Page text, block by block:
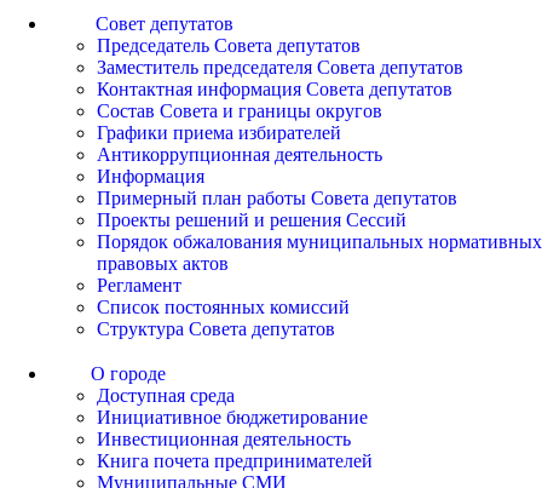
Совет депутатов
Председатель Совета депутатов
Заместитель председателя Совета депутатов
Контактная информация Совета депутатов
Состав Совета и границы округов
Графики приема избирателей
Антикоррупционная деятельность
Информация
Примерный план работы Совета депутатов
Проекты решений и решения Сессий
Порядок обжалования муниципальных нормативных
правовых актов
Регламент
Список постоянных комиссий
Структура Совета депутатов
О городе
Доступная среда
Инициативное бюджетирование
Инвестиционная деятельность
Книга почета предпринимателей
Муниципальные СМИ